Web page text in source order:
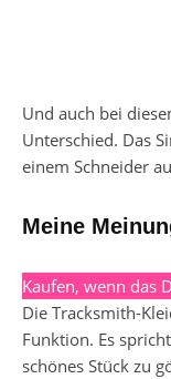
Und auch bei
Unterschied. Das
einem Schneider
Meine
Kaufen, wenn das
Die Tracksmith-
Funktion. Es
schönes Stück zu